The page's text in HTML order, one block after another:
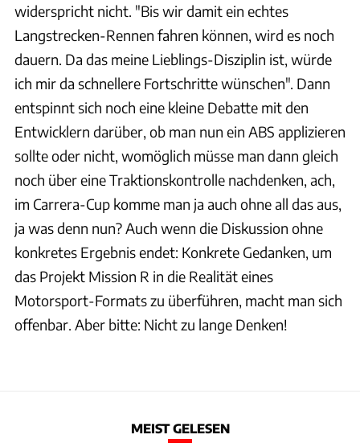
widerspricht nicht. "Bis wir damit ein echtes
Langstrecken-Rennen fahren können, wird es noch
dauern. Da das meine Lieblings-Disziplin ist, würde
ich mir da schnellere Fortschritte wünschen". Dann
entspinnt sich noch eine kleine Debatte mit den
Entwicklern darüber, ob man nun ein ABS applizieren
sollte oder nicht, womöglich müsse man dann gleich
noch über eine Traktionskontrolle nachdenken, ach,
im Carrera-Cup komme man ja auch ohne all das aus,
ja was denn nun? Auch wenn die Diskussion ohne
konkretes Ergebnis endet: Konkrete Gedanken, um
das Projekt Mission R in die Realität eines
Motorsport-Formats zu überführen, macht man sich
offenbar. Aber bitte: Nicht zu lange Denken!
MEIST GELESEN